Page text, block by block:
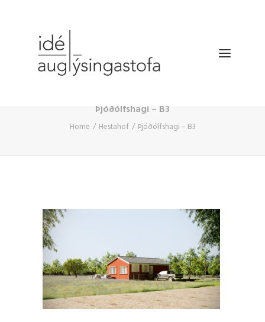
VERKEFNIN
FYRIRTÆKIÐ
HAFA SAMBAND
Þjóðólfshagi – B3
Home Hestahof Þjóðólfshagi – B3